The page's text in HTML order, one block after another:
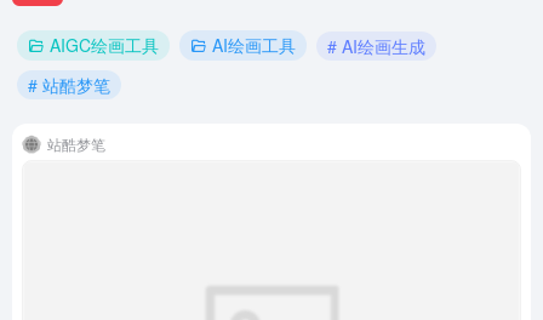
AIGC绘画工具 AI绘画工具
# AI绘画生成
# 站酷梦笔
站酷梦笔